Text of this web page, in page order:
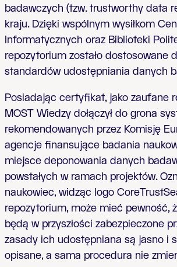
badawczych (tzw.trustworthy data
kraju. Dzięki wspólnym wysiłkom
Informatycznych oraz Biblioteki
repozytorium zostało dostosowane
standardów udostępniania danych
Posiadając certyfikat, jako zaufane
MOST Wiedzy dołączył do grona
rekomendowanych przez Komisję
agencje finansujące badania
miejsce deponowania danych
powstałych w ramach projektów.
naukowiec, widząc logo
repozytorium, może mieć pewność,
będą w przyszłości zabezpieczone
zasady ich udostępniana są jasno i
opisane, a sama procedura nie